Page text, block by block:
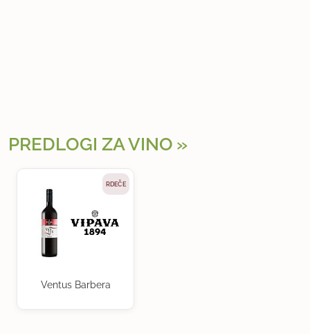
PREDLOGI ZA VINO
RDEČE
Ventus Barbera